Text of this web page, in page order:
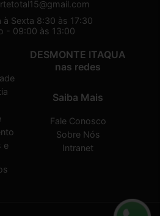
Sexta 8:30 às 17:30
- 09:00 às 13:00
e
DESMONTE ITAQUA
nas redes
Saiba Mais
Fale Conosco
Sobre Nós
Intranet